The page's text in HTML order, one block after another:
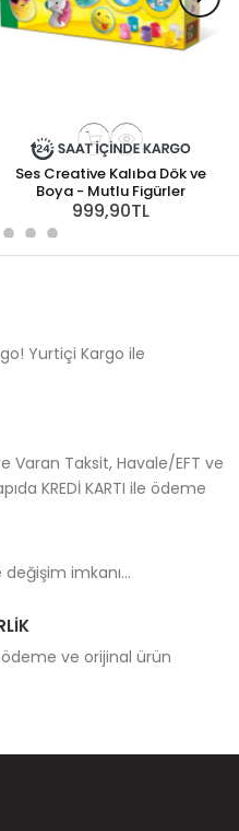
Ses Creative Kalıba Dök ve
Boya - Mutlu Figürler
999,90TL
Yurtiçi Kargo ile
Varan Taksit, Havale/EFT ve
KREDİ KARTI ile ödeme
imkanı...
ve orijinal ürün